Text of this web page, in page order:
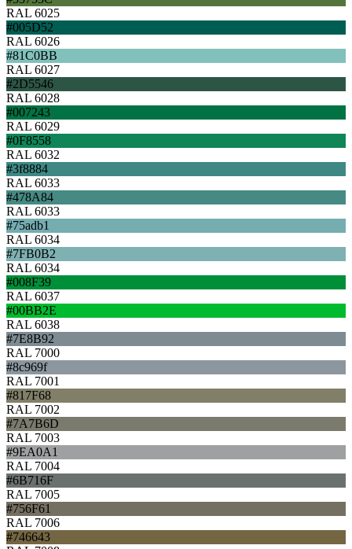
RAL 6025
#005D52
RAL 6026
#81C0BB
RAL 6027
#2D5546
RAL 6028
#007243
RAL 6029
#0F8558
RAL 6032
#3f8884
RAL 6033
#478A84
RAL 6033
#75adb1
RAL 6034
#7FB0B2
RAL 6034
#008F39
RAL 6037
#00BB2E
RAL 6038
#7E8B92
RAL 7000
#8c969f
RAL 7001
#817F68
RAL 7002
#7A7B6D
RAL 7003
#9EA0A1
RAL 7004
#6B716F
RAL 7005
#756F61
RAL 7006
#746643